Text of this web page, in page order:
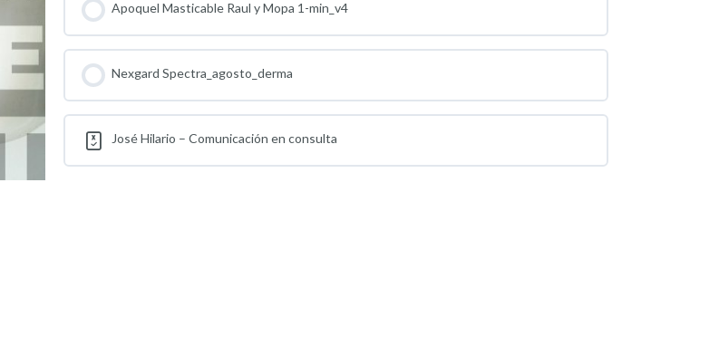
Apoquel Masticable Raul y Mopa 1-min_v4
Nexgard Spectra_agosto_derma
José Hilario – Comunicación en consulta